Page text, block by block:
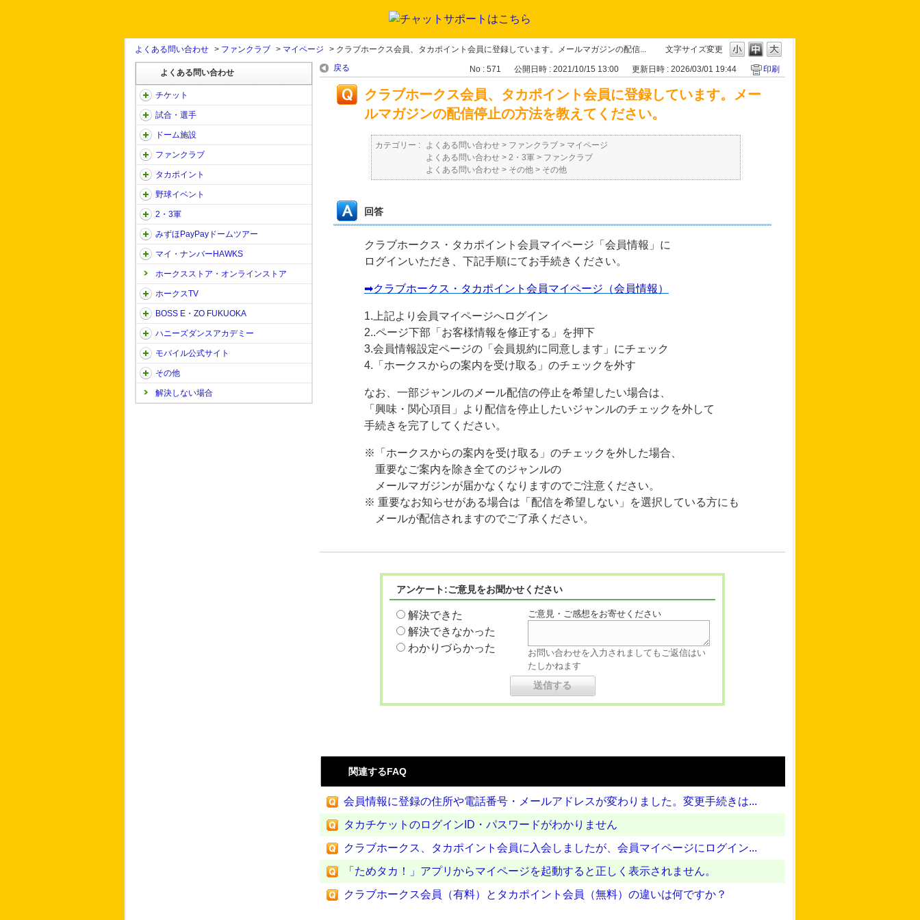
文字サイズ変更
よくある問い合わせ > ファンクラブ > マイページ > クラブホークス会員、タカポイント会員に登録しています。メールマガジンの配信...
よくある問い合わせ
チケット
試合・選手
ドーム施設
ファンクラブ
タカポイント
野球イベント
2・3軍
みずほPayPayドームツアー
マイ・ナンバーHAWKS
ホークスストア・オンラインストア
ホークスTV
BOSS E・ZO FUKUOKA
ハニーズダンスアカデミー
モバイル公式サイト
その他
解決しない場合
戻る No : 571 公開日時 : 2021/10/15 13:00 更新日時 : 2026/03/01 19:44 印刷
クラブホークス会員、タカポイント会員に登録しています。メー
ルマガジンの配信停止の方法を教えてください。
カテゴリー : よくある問い合わせ > ファンクラブ > マイページ
よくある問い合わせ > 2・3軍 > ファンクラブ
よくある問い合わせ > その他 > その他
回答
クラブホークス・タカポイント会員マイページ「会員情報」に
ログインいただき、下記手順にてお手続きください。
➡クラブホークス・タカポイント会員マイページ（会員情報）
1.上記より会員マイページへログイン
2..ページ下部「お客様情報を修正する」を押下
3.会員情報設定ページの「会員規約に同意します」にチェック
4.「ホークスからの案内を受け取る」のチェックを外す
なお、一部ジャンルのメール配信の停止を希望したい場合は、
「興味・関心項目」より配信を停止したいジャンルのチェックを外して
手続きを完了してください。
※「ホークスからの案内を受け取る」のチェックを外した場合、
重要なご案内を除き全てのジャンルの
メールマガジンが届かなくなりますのでご注意ください。
※ 重要なお知らせがある場合は「配信を希望しない」を選択している方にも
メールが配信されますのでご了承ください。
アンケート:ご意見をお聞かせください
解決できた
解決できなかった
わかりづらかった
ご意見・ご感想をお寄せください
お問い合わせを入力されましてもご返信はい
たしかねます
関連するFAQ
会員情報に登録の住所や電話番号・メールアドレスが変わりました。変更手続きは...
タカチケットのログインID・パスワードがわかりません
クラブホークス、タカポイント会員に入会しましたが、会員マイページにログイン...
「ためタカ！」アプリからマイページを起動すると正しく表示されません。
クラブホークス会員（有料）とタカポイント会員（無料）の違いは何ですか？